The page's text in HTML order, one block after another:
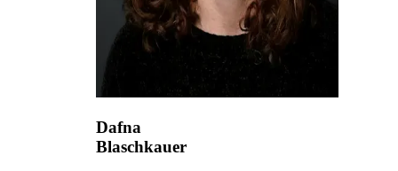
Dafna
Blaschkauer